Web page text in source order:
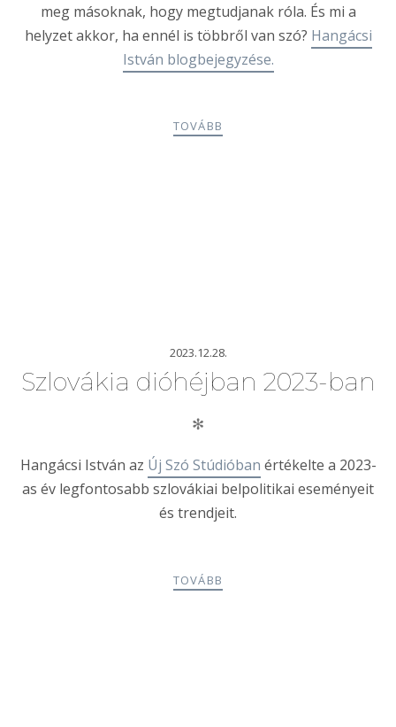
meg másoknak, hogy megtudjanak róla. És mi a
helyzet akkor, ha ennél is többről van szó? Hangácsi
István blogbejegyzése.
TOVÁBB
2023.12.28.
Szlovákia dióhéjban 2023-ban
✻
Hangácsi István az Új Szó Stúdióban értékelte a 2023-
as év legfontosabb szlovákiai belpolitikai eseményeit
és trendjeit.
TOVÁBB